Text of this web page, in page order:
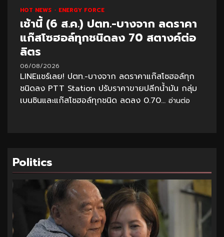
HOT NEWS ENERGY FORCE
เช้านี้ (6 ส.ค.) ปตท.-บางจาก ลดราคา
แก๊สโซฮอล์ทุกชนิดลง 70 สตางค์ต่อ
ลิตร
06/08/2026
LINEแชร์เลย! ปตท.-บางจาก ลดราคาแก๊สโซฮอล์ทุก
ชนิดลง PTT Station ปรับราคาขายปลีกน้ำมัน กลุ่ม
เบนซินและแก๊สโซฮอล์ทุกชนิด ลดลง 0.70... อ่านต่อ
Politics